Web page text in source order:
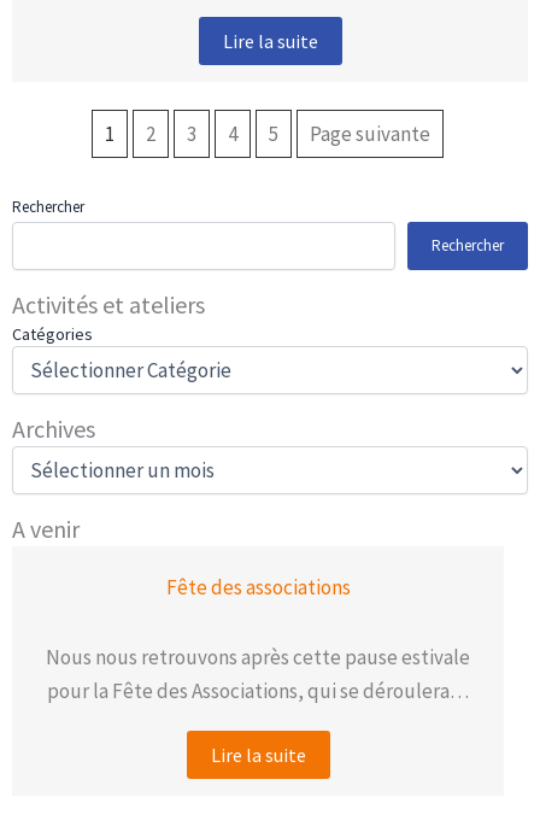
Lire la suite
1 2 3 4 5 Page suivante
Rechercher
Rechercher
Activités et ateliers
Catégories
Archives
A
h
A venir
Fête des associations
Nous nous retrouvons après cette pause estivale
pour la Fête des Associations, qui se déroulera…
Lire la suite